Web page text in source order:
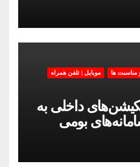
مناسبت ها موبایل | تلفن همراه
داخلی به
بومی